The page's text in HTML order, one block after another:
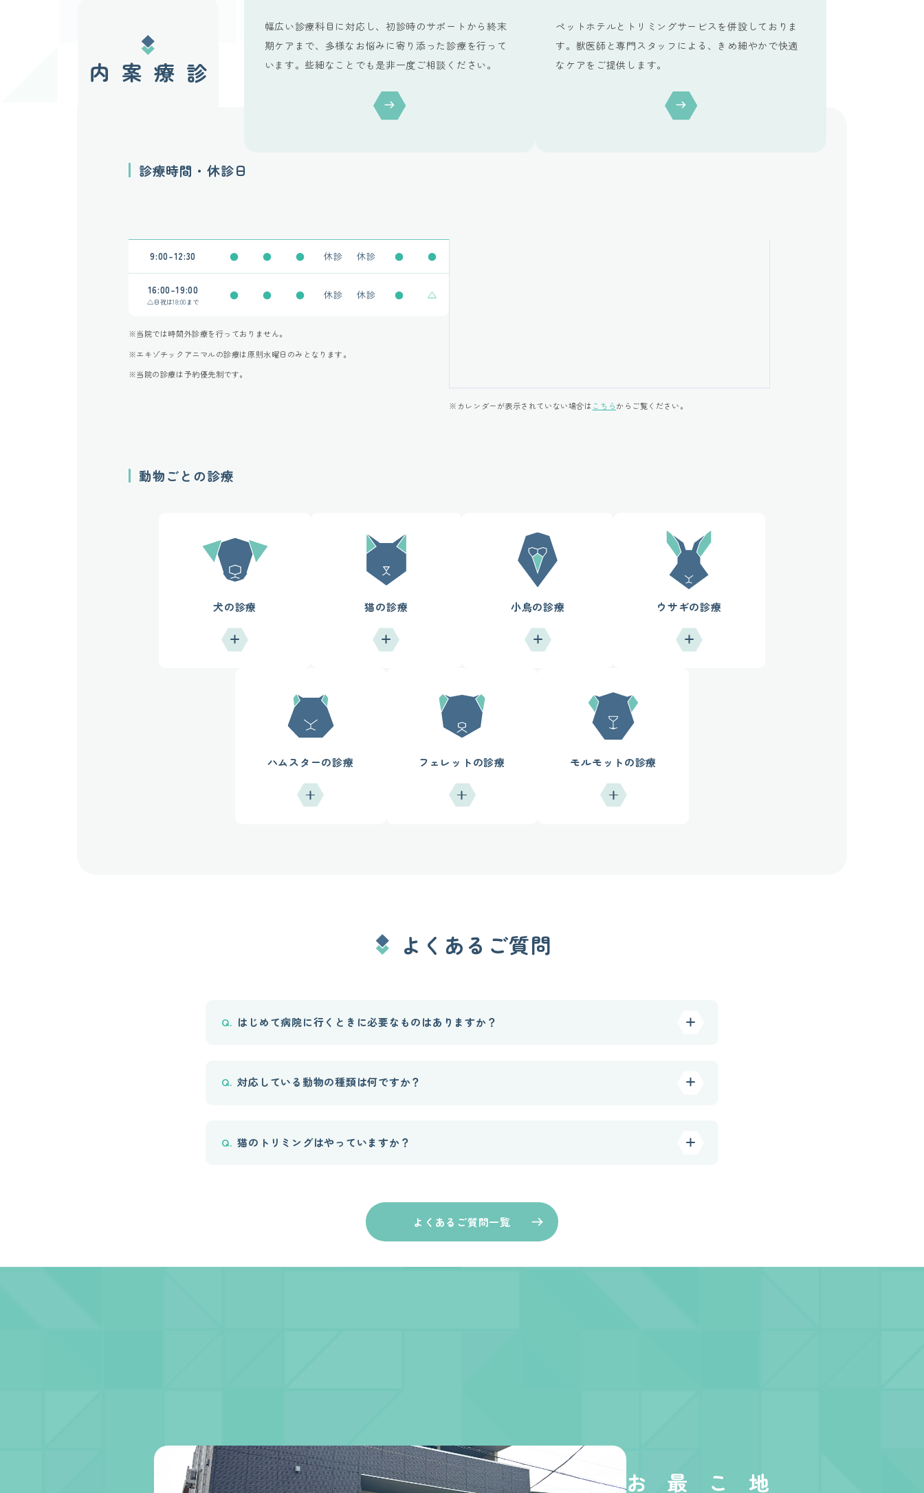
診療案内
幅広い診療科目に対応し、初診時のサポートから終末
期ケアまで、多様なお悩みに寄り添った診療を行って
います。些細なことでも是非一度ご相談ください。
ペットホテルとトリミングサービスを併設しておりま
す。獣医師と専門スタッフによる、きめ細やかで快適
なケアをご提供します。
診療時間・休診日
9:00-12:30 ● ● ● 休診 休診 ● ●
16:00-19:00
△日祝は18:00まで
● ● ● 休診 休診 ● △
※当院では時間外診療を行っておりません。
※エキゾチックアニマルの診療は原則水曜日のみとなります。
※当院の診療は予約優先制です。
※カレンダーが表示されていない場合はこちらからご覧ください。
動物ごとの診療
犬の診療 猫の診療 小鳥の診療 ウサギの診療
ハムスターの診療 フェレットの診療 モルモットの診療
よくあるご質問
はじめて病院に行くときに必要なものはありますか？
対応している動物の種類は何ですか？
猫のトリミングはやっていますか？
よくあるご質問一覧